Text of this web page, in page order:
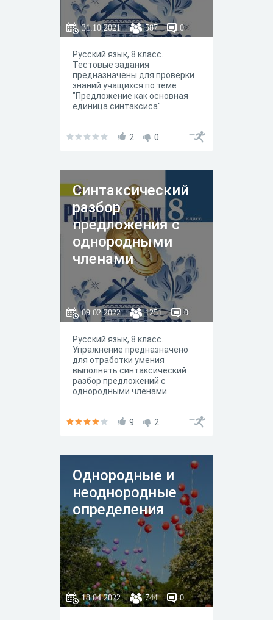
31.10.2021 587 0
Русский язык, 8 класс.
Тестовые задания
предназначены для проверки
знаний учащихся по теме
"Предложение как основная
единица синтаксиса"
2 0
Синтаксический
разбор
предложения с
однородными
членами
09.02.2022 1251 0
Русский язык, 8 класс.
Упражнение предназначено
для отработки умения
выполнять синтаксический
разбор предложений с
однородными членами
9 2
Однородные и
неоднородные
определения
18.04.2022 744 0